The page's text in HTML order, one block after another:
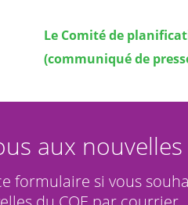
Le Comité de
(communiqué de
aux nouvelles
formulaire si vous